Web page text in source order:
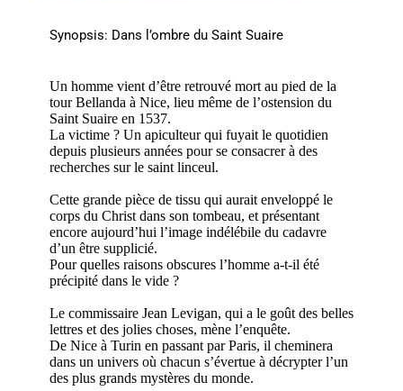
Synopsis: Dans l’ombre du Saint Suaire
Un homme vient d’être retrouvé mort au pied de la
tour Bellanda à Nice, lieu même de l’ostension du
Saint Suaire en 1537.
La victime ? Un apiculteur qui fuyait le quotidien
depuis plusieurs années pour se consacrer à des
recherches sur le saint linceul.
Cette grande pièce de tissu qui aurait enveloppé le
corps du Christ dans son tombeau, et présentant
encore aujourd’hui l’image indélébile du cadavre
d’un être supplicié.
Pour quelles raisons obscures l’homme a-t-il été
précipité dans le vide ?
Le commissaire Jean Levigan, qui a le goût des belles
lettres et des jolies choses, mène l’enquête.
De Nice à Turin en passant par Paris, il cheminera
dans un univers où chacun s’évertue à décrypter l’un
des plus grands mystères du monde.